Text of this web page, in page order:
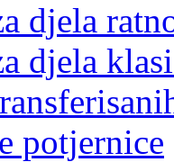
djela
djela
potjernice